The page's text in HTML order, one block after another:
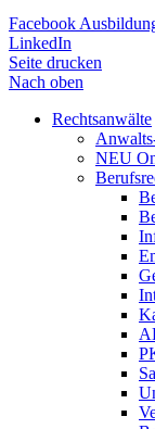
Facebook
LinkedIn
Seite drucken
Nach oben
Rechtsanwälte
NEU